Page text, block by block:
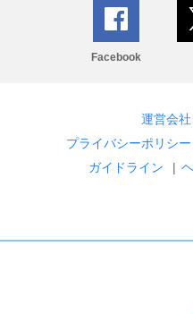
Facebook
運営会社
プライバシーポリシー
ガイドライン
|